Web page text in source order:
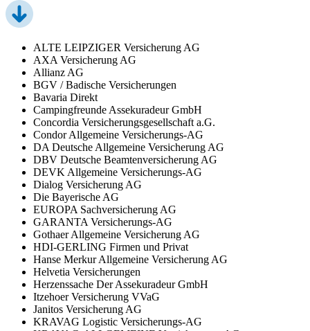
ALTE LEIPZIGER Versicherung AG
AXA Versicherung AG
Allianz AG
BGV / Badische Versicherungen
Bavaria Direkt
Campingfreunde Assekuradeur GmbH
Concordia Versicherungsgesellschaft a.G.
Condor Allgemeine Versicherungs-AG
DA Deutsche Allgemeine Versicherung AG
DBV Deutsche Beamtenversicherung AG
DEVK Allgemeine Versicherungs-AG
Dialog Versicherung AG
Die Bayerische AG
EUROPA Sachversicherung AG
GARANTA Versicherungs-AG
Gothaer Allgemeine Versicherung AG
HDI-GERLING Firmen und Privat
Hanse Merkur Allgemeine Versicherung AG
Helvetia Versicherungen
Herzenssache Der Assekuradeur GmbH
Itzehoer Versicherung VVaG
Janitos Versicherung AG
KRAVAG Logistic Versicherungs-AG